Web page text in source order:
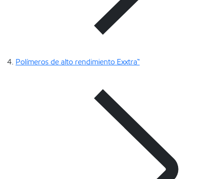
Polímeros de alto rendimiento Exxtra™